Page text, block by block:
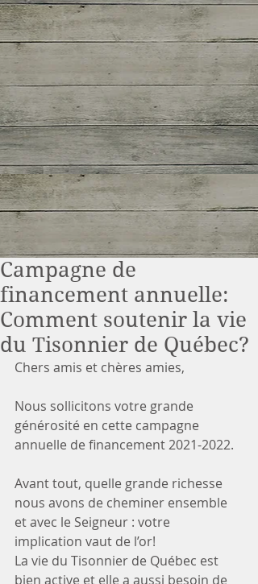
Campagne de
financement annuelle:
Comment soutenir la vie
du Tisonnier de Québec?
Chers amis et chères amies,
Nous sollicitons votre grande
générosité en cette campagne
annuelle de financement 2021-2022.
Avant tout, quelle grande richesse
nous avons de cheminer ensemble
et avec le Seigneur : votre
implication vaut de l’or!
La vie du Tisonnier de Québec est
bien active et elle a aussi besoin de